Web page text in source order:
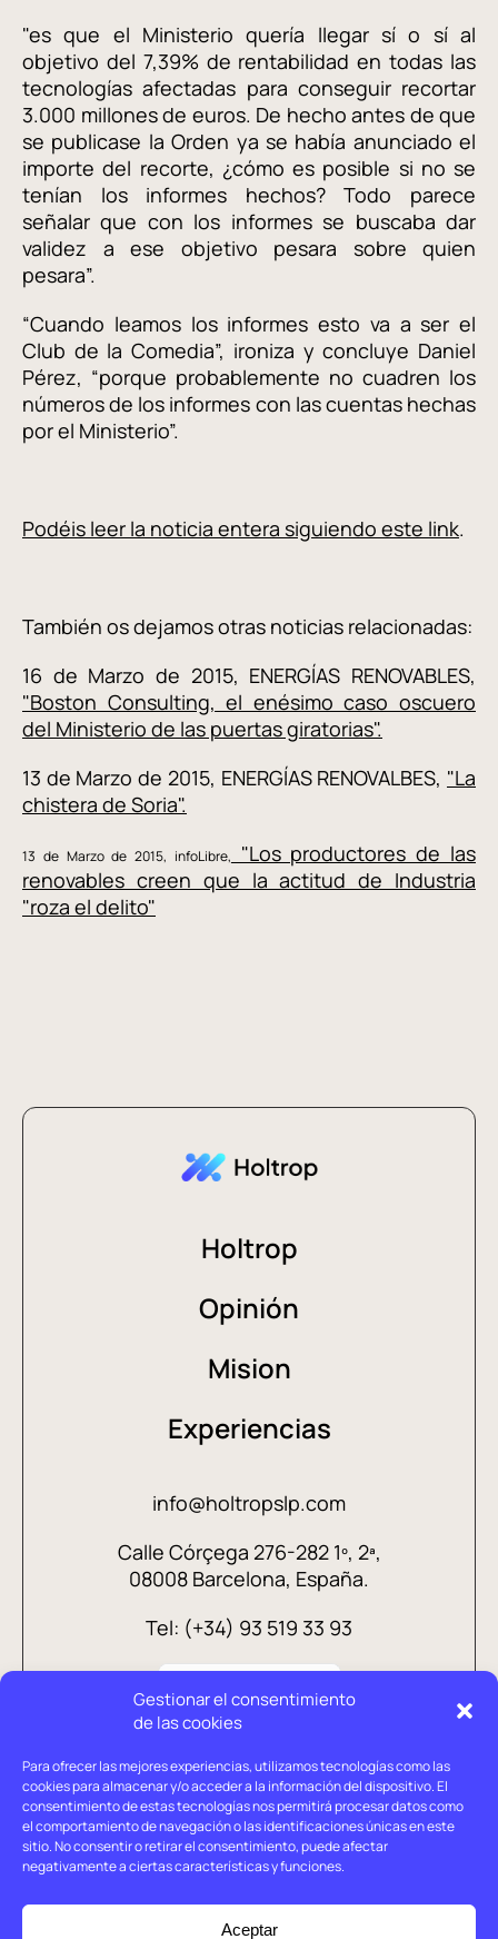
Gestionar el consentimiento
de las cookies
Para ofrecer las mejores experiencias, utilizamos tecnologías como las
cookies para almacenar y/o acceder a la información del dispositivo. El
consentimiento de estas tecnologías nos permitirá procesar datos como
el comportamiento de navegación o las identificaciones únicas en este
sitio. No consentir o retirar el consentimiento, puede afectar
negativamente a ciertas características y funciones.
Aceptar
"es que el Ministerio quería llegar sí o sí al
objetivo del 7,39% de rentabilidad en todas las
tecnologías afectadas para conseguir recortar
3.000 millones de euros. De hecho antes de que
se publicase la Orden ya se había anunciado el
importe del recorte, ¿cómo es posible si no se
tenían los informes hechos? Todo parece
señalar que con los informes se buscaba dar
validez a ese objetivo pesara sobre quien
pesara”.
“Cuando leamos los informes esto va a ser el
Club de la Comedia”, ironiza y concluye Daniel
Pérez, “porque probablemente no cuadren los
números de los informes con las cuentas hechas
por el Ministerio”.
Podéis leer la noticia entera siguiendo este link.
También os dejamos otras noticias relacionadas:
16 de Marzo de 2015, ENERGÍAS RENOVABLES,
"Boston Consulting, el enésimo caso oscuero
del Ministerio de las puertas giratorias".
13 de Marzo de 2015, ENERGÍAS RENOVALBES, "La
chistera de Soria".
13 de Marzo de 2015, infoLibre,
"Los productores de las
renovables creen que la actitud de Industria
"roza el delito"
Holtrop
Opinión
Mision
Experiencias
info@holtropslp.com
Calle Córçega 276-282 1º, 2ª,
08008 Barcelona, España.
Tel: (+34) 93 519 33 93
Aviso legal
Política de privacidad